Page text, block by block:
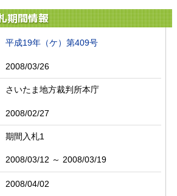
期間情報
平成19年（ケ）第409号
2008/03/26
さいたま地方裁判所本庁
2008/02/27
期間入札1
2008/03/12 ～ 2008/03/19
2008/04/02